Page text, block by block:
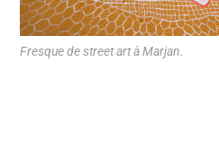
Fresque de street art à Marjan.